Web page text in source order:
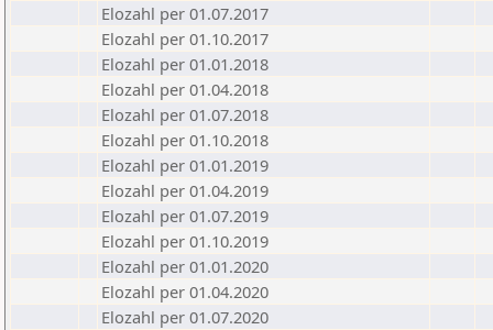
Elozahl per 01.07.2017
Elozahl per 01.10.2017
Elozahl per 01.01.2018
Elozahl per 01.04.2018
Elozahl per 01.07.2018
Elozahl per 01.10.2018
Elozahl per 01.01.2019
Elozahl per 01.04.2019
Elozahl per 01.07.2019
Elozahl per 01.10.2019
Elozahl per 01.01.2020
Elozahl per 01.04.2020
Elozahl per 01.07.2020